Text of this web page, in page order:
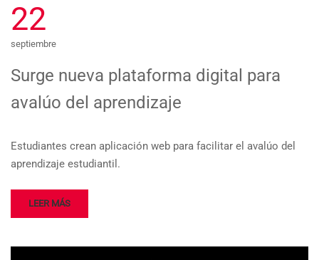
22
septiembre
Surge nueva plataforma digital para
avalúo del aprendizaje
Estudiantes crean aplicación web para facilitar el avalúo del
aprendizaje estudiantil.
LEER MÁS